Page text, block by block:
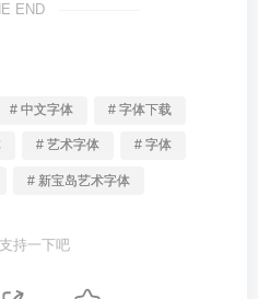
END
# 中文字体 # 字体下载
# 艺术字体 # 字体
# 新宝岛艺术字体
持一下吧